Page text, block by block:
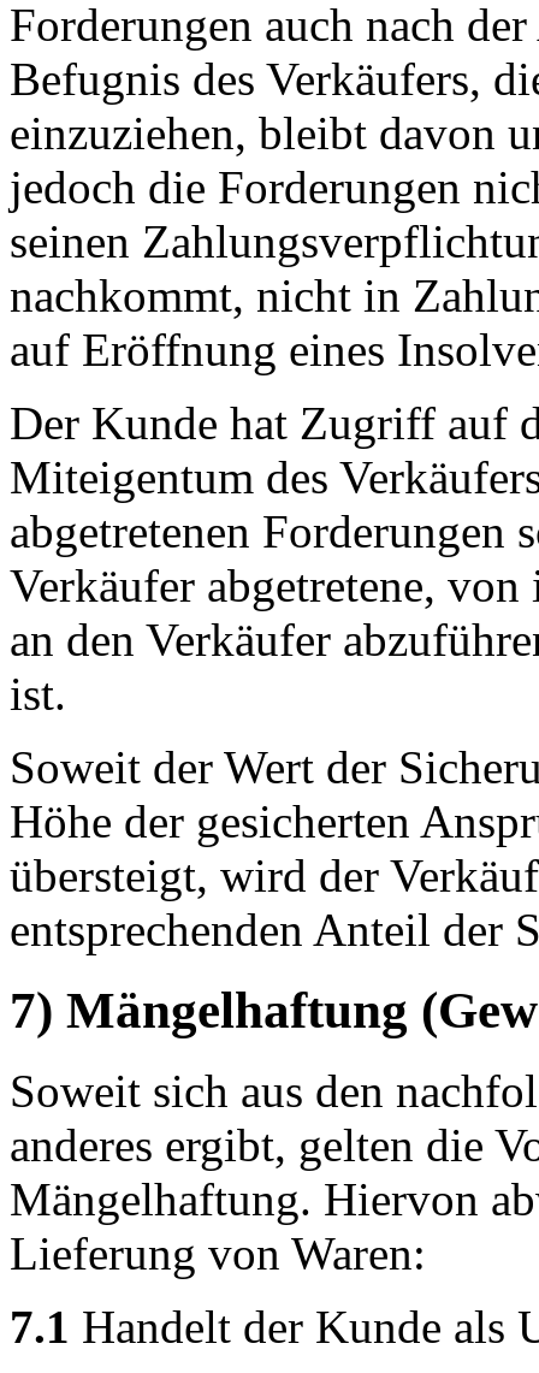
Forderungen auch nach
Befugnis des Verkäufers,
einzuziehen, bleibt davon
jedoch die Forderungen
seinen
nachkommt, nicht in
auf Eröffnung eines
Der Kunde hat Zugriff auf
Miteigentum des
abgetretenen Forderungen
Verkäufer abgetretene,
an den Verkäufer
ist.
Soweit der Wert der
Höhe der gesicherten
übersteigt, wird der
entsprechenden Anteil der
7) Mängelhaftung
Soweit sich aus den
anderes ergibt, gelten die
Mängelhaftung. Hiervon
Lieferung von Waren:
7.1 Handelt der Kunde als